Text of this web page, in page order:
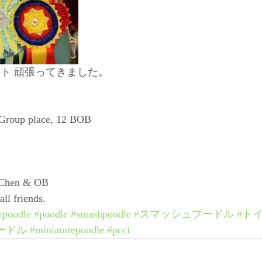
頑張ってきました。
place, 12 BOB
& OB
friends.
#poodle #smashpoodle #スマッシュプードル #ト
ドル #miniaturepoodle #pcci